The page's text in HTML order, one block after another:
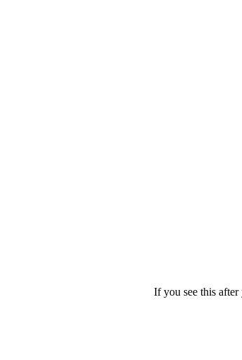
If you see this after